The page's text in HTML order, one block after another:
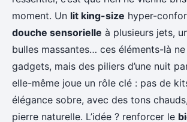
moment. Un lit king-size hyper-
douche sensorielle à plusieurs jets,
bulles massantes… ces éléments-là
gadgets, mais des piliers d’une nuit
elle-même joue un rôle clé : pas de
élégance sobre, avec des tons
pierre naturelle. L’idée ? renforcer le